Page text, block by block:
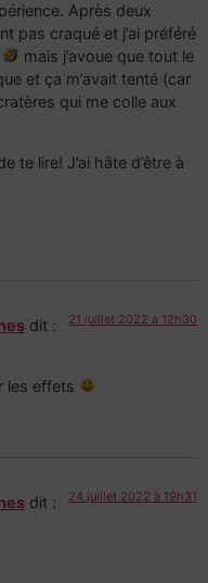
Après deux
pas craqué et j’ai préféré
mais j’avoue que tout le
et ça m’avait tenté (car
qui me colle aux
te lire! J’ai hâte d’être à
dit : 21 juillet 2022 à 12h30
les effets
dit : 24 juillet 2022 à 19h31